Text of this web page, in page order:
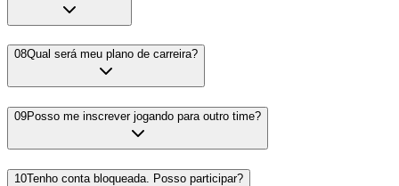
08Qual será meu plano de carreira?
09Posso me inscrever jogando para outro time?
10Tenho conta bloqueada. Posso participar?